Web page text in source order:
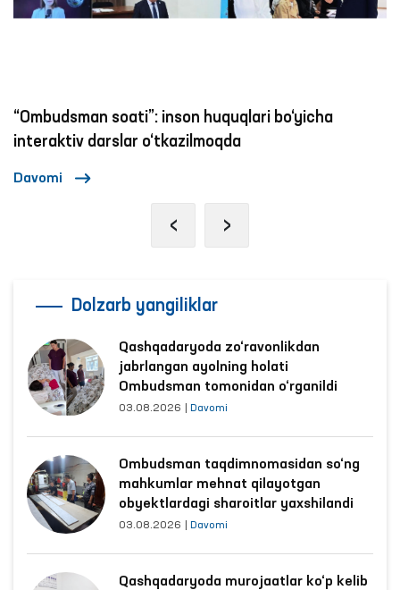
“Ombudsman soati”: inson huquqlari bo‘yicha
interaktiv darslar o‘tkazilmoqda
Davomi
‹ ›
Dolzarb yangiliklar
Qashqadaryoda zo‘ravonlikdan
jabrlangan ayolning holati
Ombudsman tomonidan o‘rganildi
03.08.2026 Davomi
Ombudsman taqdimnomasidan so‘ng
mahkumlar mehnat qilayotgan
obyektlardagi sharoitlar yaxshilandi
03.08.2026 Davomi
Qashqadaryoda murojaatlar ko‘p kelib